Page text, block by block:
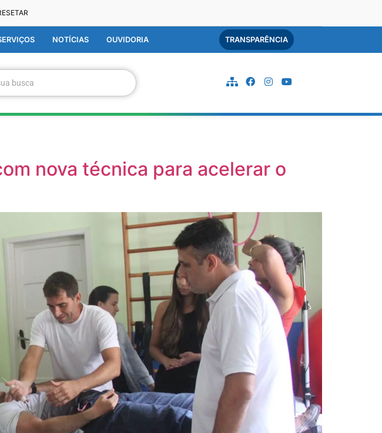
NOTÍCIAS OUVIDORIA TRANSPARÊNCIA
busca
nova técnica para acelerar o